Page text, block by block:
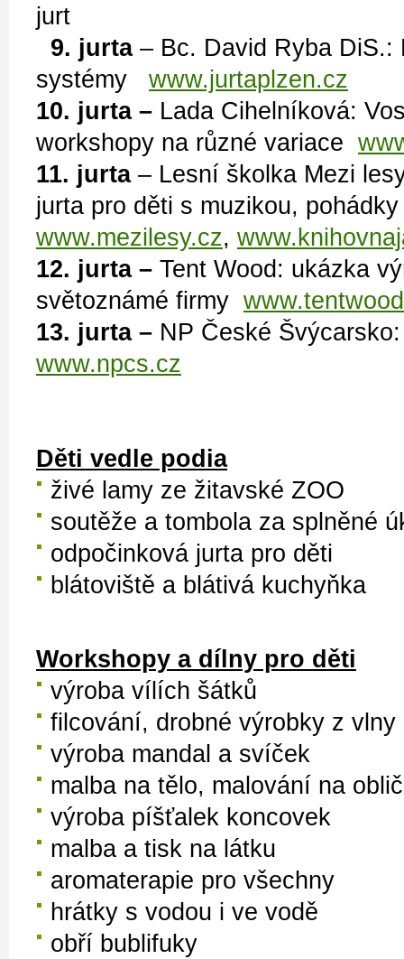
jurt
9. jurta– Bc. David Ryba DiS.:
systémy www.jurtaplzen.cz
10. jurta – Lada Cihelníková:
workshopy na různé variace
11. jurta– Lesní školka Mezi
jurta pro děti s muzikou,
www.mezilesy.cz,
12. jurta – Tent Wood: ukázka
světoznámé firmy
13. jurta – NP České
www.npcs.cz
Děti vedle podia
živé lamy ze žitavské ZOO
soutěže a tombola za splněné
odpočinková jurta pro děti
blátoviště a blátivá kuchyňka
Workshopy a dílny pro děti
výroba vílích šátků
filcování, drobné výrobky z vlny
výroba mandal a svíček
malba na tělo, malování na
výroba píšťalek koncovek
malba a tisk na látku
aromaterapie pro všechny
hrátky s vodou i ve vodě
obří bublifuky